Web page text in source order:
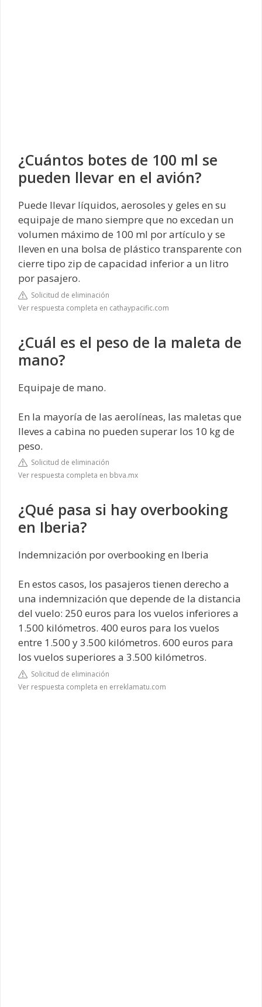
¿Cuántos botes de 100 ml se
pueden llevar en el avión?
Puede llevar líquidos, aerosoles y geles en su
equipaje de mano siempre que no excedan un
volumen máximo de 100 ml por artículo y se
lleven en una bolsa de plástico transparente con
cierre tipo zip de capacidad inferior a un litro
por pasajero.
Solicitud de eliminación
Ver respuesta completa en cathaypacific.com
¿Cuál es el peso de la maleta de
mano?
Equipaje de mano.
En la mayoría de las aerolíneas, las maletas que
lleves a cabina no pueden superar los 10 kg de
peso.
Solicitud de eliminación
Ver respuesta completa en bbva.mx
¿Qué pasa si hay overbooking
en Iberia?
Indemnización por overbooking en Iberia
En estos casos, los pasajeros tienen derecho a
una indemnización que depende de la distancia
del vuelo: 250 euros para los vuelos inferiores a
1.500 kilómetros. 400 euros para los vuelos
entre 1.500 y 3.500 kilómetros. 600 euros para
los vuelos superiores a 3.500 kilómetros.
Solicitud de eliminación
Ver respuesta completa en erreklamatu.com